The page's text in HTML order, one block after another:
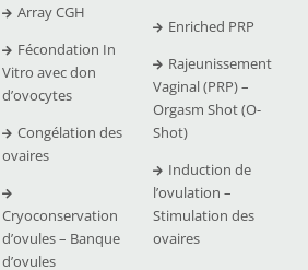
Array CGH
Fécondation In
Vitro avec don
d’ovocytes
Congélation des
ovaires
Cryoconservation
d’ovules – Banque
d’ovules
Enriched PRP
Rajeunissement
Vaginal (PRP) –
Orgasm Shot (O-
Shot)
Induction de
l’ovulation –
Stimulation des
ovaires